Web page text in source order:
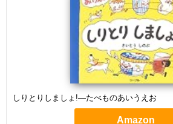
しりとりしましょ!―たべものあいうえお
Amazon